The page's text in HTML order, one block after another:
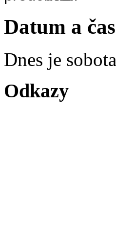
Datum a čas
Dnes je sobota
Odkazy